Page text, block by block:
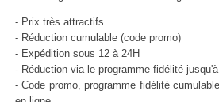
- Prix très attractifs
- Réduction cumulable (code promo)
- Expédition sous 12 à 24H
- Réduction via le programme fidélité
- Code promo, programme fidélité